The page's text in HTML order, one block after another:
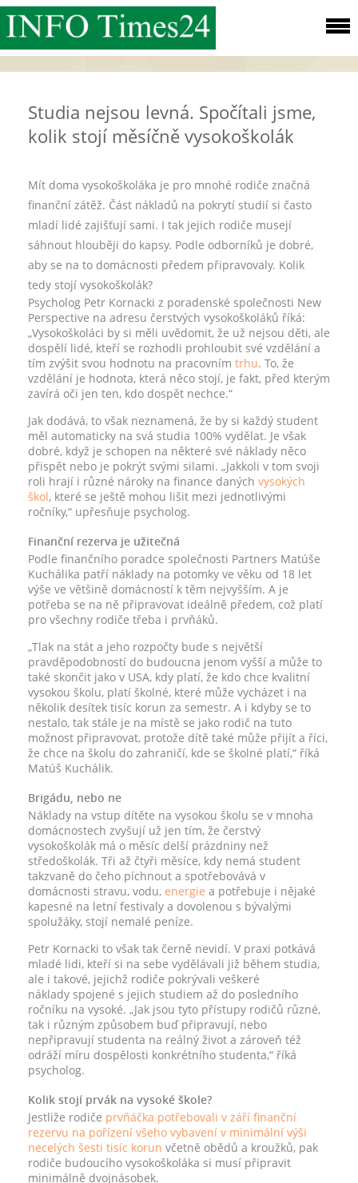
Studia nejsou levná. Spočítali jsme,
kolik stojí měsíčně vysokoškolák
Mít doma vysokoškoláka je pro mnohé rodiče značná
finanční zátěž. Část nákladů na pokrytí studií si často
mladí lidé zajišťují sami. I tak jejich rodiče musejí
sáhnout hlouběji do kapsy. Podle odborníků je dobré,
aby se na to domácnosti předem připravovaly. Kolik
tedy stojí vysokoškolák?
Psycholog Petr Kornacki z poradenské společnosti New
Perspective na adresu čerstvých vysokoškoláků říká:
„Vysokoškoláci by si měli uvědomit, že už nejsou děti, ale
dospělí lidé, kteří se rozhodli prohloubit své vzdělání a
tím zvýšit svou hodnotu na pracovním trhu. To, že
vzdělání je hodnota, která něco stojí, je fakt, před kterým
zavírá oči jen ten, kdo dospět nechce.“
Jak dodává, to však neznamená, že by si každý student
měl automaticky na svá studia 100% vydělat. Je však
dobré, když je schopen na některé své náklady něco
přispět nebo je pokrýt svými silami. „Jakkoli v tom svoji
roli hrají i různé nároky na finance daných vysokých
škol, které se ještě mohou lišit mezi jednotlivými
ročníky,“ upřesňuje psycholog.
Finanční rezerva je užitečná
Podle finančního poradce společnosti Partners Matúše
Kuchálika patří náklady na potomky ve věku od 18 let
výše ve většině domácností k těm nejvyšším. A je
potřeba se na ně připravovat ideálně předem, což platí
pro všechny rodiče třeba i prvňáků.
„Tlak na stát a jeho rozpočty bude s největší
pravděpodobností do budoucna jenom vyšší a může to
také skončit jako v USA, kdy platí, že kdo chce kvalitní
vysokou školu, platí školné, které může vycházet i na
několik desítek tisíc korun za semestr. A i kdyby se to
nestalo, tak stále je na místě se jako rodič na tuto
možnost připravovat, protože dítě také může přijít a říci,
že chce na školu do zahraničí, kde se školné platí,“ říká
Matúš Kuchálik.
Brigádu, nebo ne
Náklady na vstup dítěte na vysokou školu se v mnoha
domácnostech zvyšují už jen tím, že čerstvý
vysokoškolák má o měsíc delší prázdniny než
středoškolák. Tři až čtyři měsíce, kdy nemá student
takzvaně do čeho píchnout a spotřebovává v
domácnosti stravu, vodu, energie a potřebuje i nějaké
kapesné na letní festivaly a dovolenou s bývalými
spolužáky, stojí nemalé peníze.
Petr Kornacki to však tak černě nevidí. V praxi potkává
mladé lidi, kteří si na sebe vydělávali již během studia,
ale i takové, jejichž rodiče pokrývali veškeré
náklady spojené s jejich studiem až do posledního
ročníku na vysoké. „Jak jsou tyto přístupy rodičů různé,
tak i různým způsobem buď připravují, nebo
nepřipravují studenta na reálný život a zároveň též
odráží míru dospělosti konkrétního studenta,“ říká
psycholog.
Kolik stojí prvák na vysoké škole?
Jestliže rodiče prvňáčka potřebovali v září finanční
rezervu na pořízení všeho vybavení v minimální výši
necelých šesti tisíc korun včetně obědů a kroužků, pak
rodiče budoucího vysokoškoláka si musí připravit
minimálně dvojnásobek.